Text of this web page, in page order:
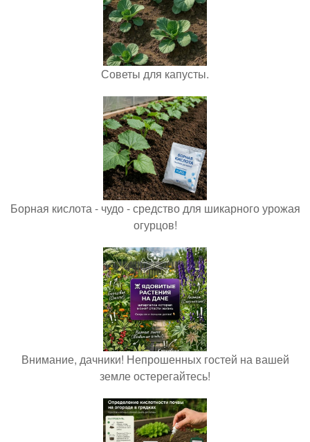
Советы для капусты.
Борная кислота - чудо - средство для шикарного урожая
огурцов!
Внимание, дачники! Непрошенных гостей на вашей
земле остерегайтесь!